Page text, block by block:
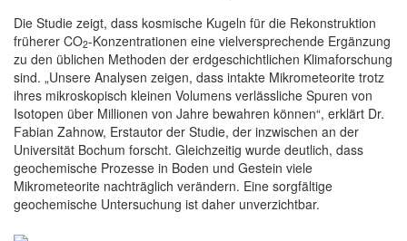
Die Studie zeigt, dass kosmische Kugeln für die Rekonstruktion
früherer CO2-Konzentrationen eine vielversprechende Ergänzung
zu den üblichen Methoden der erdgeschichtlichen Klimaforschung
sind. „Unsere Analysen zeigen, dass intakte Mikrometeorite trotz
ihres mikroskopisch kleinen Volumens verlässliche Spuren von
Isotopen über Millionen von Jahre bewahren können“, erklärt Dr.
Fabian Zahnow, Erstautor der Studie, der inzwischen an der
Universität Bochum forscht. Gleichzeitig wurde deutlich, dass
geochemische Prozesse in Boden und Gestein viele
Mikrometeorite nachträglich verändern. Eine sorgfältige
geochemische Untersuchung ist daher unverzichtbar.